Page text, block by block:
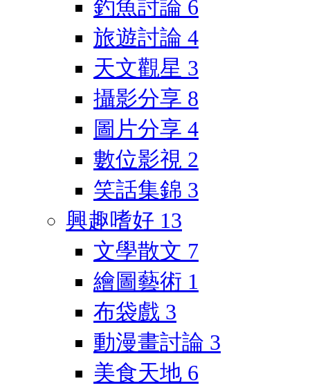
釣魚討論 6
旅遊討論 4
天文觀星 3
攝影分享 8
圖片分享 4
數位影視 2
笑話集錦 3
興趣嗜好 13
文學散文 7
繪圖藝術 1
布袋戲 3
動漫畫討論 3
美食天地 6